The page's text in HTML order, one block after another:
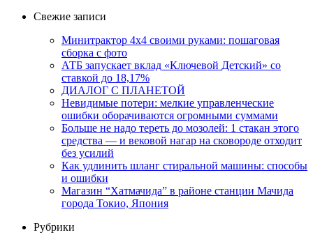
Свежие записи
Минитрактор 4х4 своими руками: пошаговая
сборка с фото
АТБ запускает вклад «Ключевой Детский» со
ставкой до 18,17%
ДИАЛОГ С ПЛАНЕТОЙ
Невидимые потери: мелкие управленческие
ошибки оборачиваются огромными суммами
Больше не надо тереть до мозолей: 1 стакан этого
средства — и вековой нагар на сковороде отходит
без усилий
Как удлинить шланг стиральной машины: способы
и ошибки
Магазин “Хатмачида” в районе станции Мачида
города Токио, Япония
Рубрики